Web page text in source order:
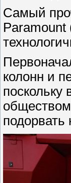
Самый
колонн и
подорвать